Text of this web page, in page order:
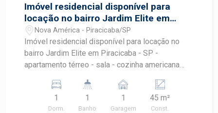
Imóvel residencial disponível para
locação no bairro Jardim Elite em
Piracicaba - SP
Nova América - Piracicaba/SP
Imóvel residencial disponível para locação no
bairro Jardim Elite em Piracicaba - SP -
apartamento térreo - sala - cozinha americana
banheiro com gabinete e box blindex - 1 quarto -
1 vaga coberta Agende sua visita !
1
Dorm.
1
Banho
1
Garagem
45 m²
Const.